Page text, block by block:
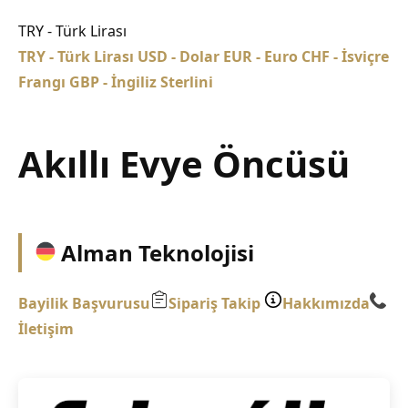
TRY - Türk Lirası
TRY - Türk Lirası USD - Dolar EUR - Euro CHF - İsviçre
Frangı GBP - İngiliz Sterlini
Akıllı Evye Öncüsü
Alman Teknolojisi
Bayilik Başvurusu Sipariş Takip
Hakkımızda
İletişim